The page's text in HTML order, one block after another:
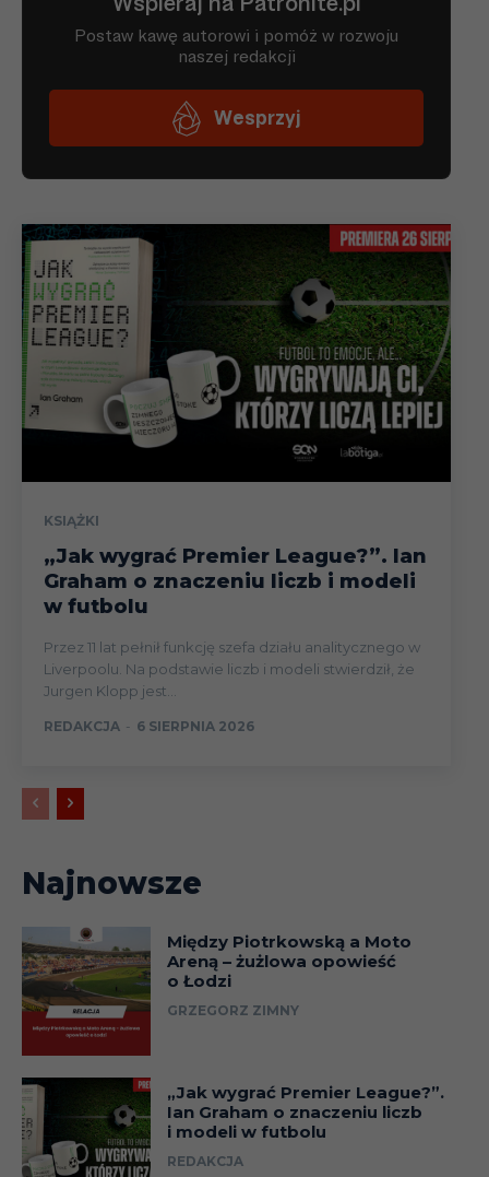
KSIĄŻKI
„Jak wygrać Premier League?”. Ian
Graham o znaczeniu liczb i modeli
w futbolu
Przez 11 lat pełnił funkcję szefa działu analitycznego w
Liverpoolu. Na podstawie liczb i modeli stwierdził, że
Jurgen Klopp jest...
REDAKCJA - 6 SIERPNIA 2026
Najnowsze
Między Piotrkowską a Moto
Areną – żużlowa opowieść
o Łodzi
GRZEGORZ ZIMNY
„Jak wygrać Premier League?”.
Ian Graham o znaczeniu liczb
i modeli w futbolu
REDAKCJA